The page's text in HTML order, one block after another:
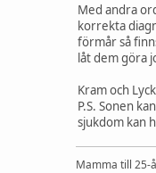
Med andra
korrekta
förmår så
låt dem göra
Kram och
P.S. Sonen
sjukdom kan
Mamma till 25-